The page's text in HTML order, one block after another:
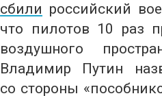
сбили российский
что пилотов 10 раз
воздушного
Владимир Путин
со стороны